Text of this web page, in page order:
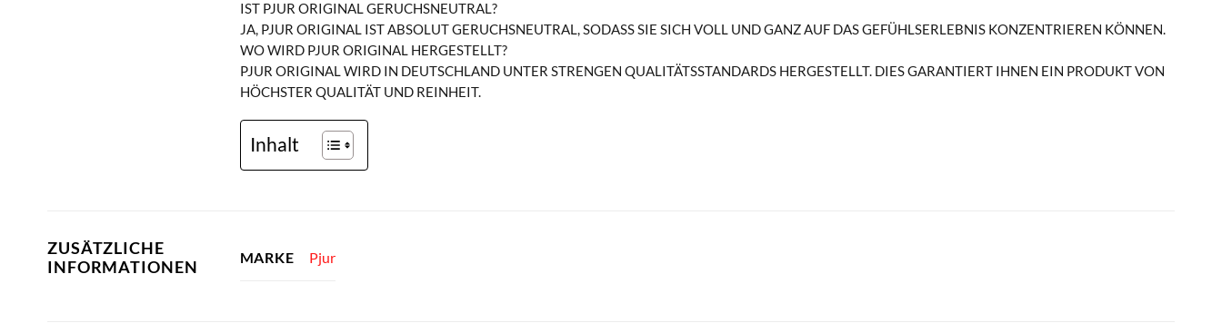
IST PJUR ORIGINAL GERUCHSNEUTRAL?
JA, PJUR ORIGINAL IST ABSOLUT GERUCHSNEUTRAL, SODASS SIE SICH VOLL UND GANZ AUF DAS GEFÜHLSERLEBNIS KONZENTRIEREN KÖNNEN.
WO WIRD PJUR ORIGINAL HERGESTELLT?
PJUR ORIGINAL WIRD IN DEUTSCHLAND UNTER STRENGEN QUALITÄTSSTANDARDS HERGESTELLT. DIES GARANTIERT IHNEN EIN PRODUKT VON
HÖCHSTER QUALITÄT UND REINHEIT.
Inhalt
ZUSÄTZLICHE
INFORMATIONEN
MARKE Pjur